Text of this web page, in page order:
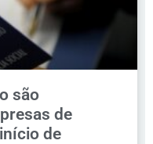
são
de
de